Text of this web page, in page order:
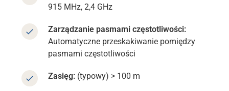
915 MHz, 2,4 GHz
Zarządzanie pasmami częstotliwości:
Automatyczne przeskakiwanie pomiędzy
pasmami częstotliwości
Zasięg: (typowy) > 100 m